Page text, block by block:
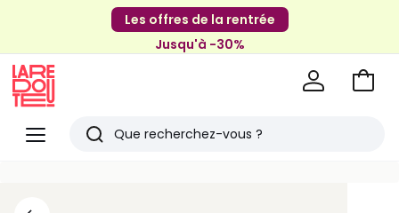
Les offres de la rentrée
Jusqu'à -30%
Menu
Redoute
Rechercher
Aller